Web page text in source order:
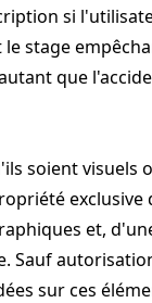
si
stage
que
soient
exclusive
et,
sur ces